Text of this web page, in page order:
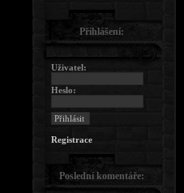
Přihlášení:
Uživatel:
Heslo:
Registrace
Poslední komentáře: